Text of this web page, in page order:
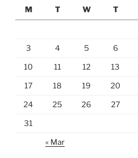
M
T W T
3 4 5 6
10 11 12 13
17 18 19 20
24 25 26 27
31
« Mar